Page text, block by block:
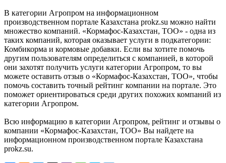
В категории Агропром на информационном
производственном портале Казахстана prokz.su можно найти
множество компаний. «Кормафос-Казахстан, ТОО» - одна из
таких компаний, которая оказывает услуги в подкатегории:
Комбикорма и кормовые добавки. Если вы хотите помочь
другим пользователям определиться с компанией, в которой
они захотят получить услуги категории Агропром, то вы
можете оставить отзыв о «Кормафос-Казахстан, ТОО», чтобы
помочь составить точный рейтинг компании на портале. Это
поможет ориентироваться среди других похожих компаний из
категории Агропром.
Всю информацию в категории Агропром, рейтинг и отзывы о
компании «Кормафос-Казахстан, ТОО» Вы найдете на
информационном производственном портале Казахстана
prokz.su.